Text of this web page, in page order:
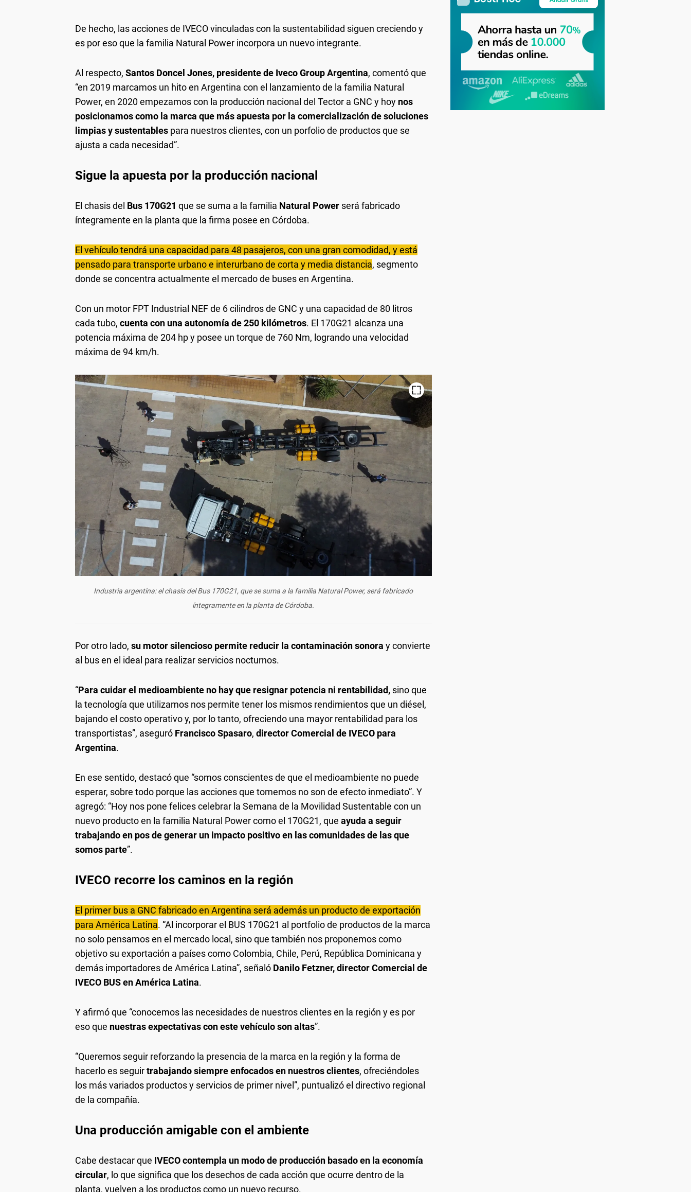
De hecho, las acciones de IVECO vinculadas con la sustentabilidad siguen creciendo y
es por eso que la familia Natural Power incorpora un nuevo integrante.
Al respecto, Santos Doncel Jones, presidente de Iveco Group Argentina, comentó que
“en 2019 marcamos un hito en Argentina con el lanzamiento de la familia Natural
Power, en 2020 empezamos con la producción nacional del Tector a GNC y hoy nos
posicionamos como la marca que más apuesta por la comercialización de soluciones
limpias y sustentables para nuestros clientes, con un porfolio de productos que se
ajusta a cada necesidad”.
Sigue la apuesta por la producción nacional
El chasis del Bus 170G21 que se suma a la familia Natural Power será fabricado
íntegramente en la planta que la firma posee en Córdoba.
El vehículo tendrá una capacidad para 48 pasajeros, con una gran comodidad, y está
pensado para transporte urbano e interurbano de corta y media distancia, segmento
donde se concentra actualmente el mercado de buses en Argentina.
Con un motor FPT Industrial NEF de 6 cilindros de GNC y una capacidad de 80 litros
cada tubo, cuenta con una autonomía de 250 kilómetros. El 170G21 alcanza una
potencia máxima de 204 hp y posee un torque de 760 Nm, logrando una velocidad
máxima de 94 km/h.
Industria argentina: el chasis del Bus 170G21, que se suma a la familia Natural Power, será fabricado
íntegramente en la planta de Córdoba.
Por otro lado, su motor silencioso permite reducir la contaminación sonora y convierte
al bus en el ideal para realizar servicios nocturnos.
“Para cuidar el medioambiente no hay que resignar potencia ni rentabilidad, sino que
la tecnología que utilizamos nos permite tener los mismos rendimientos que un diésel,
bajando el costo operativo y, por lo tanto, ofreciendo una mayor rentabilidad para los
transportistas”, aseguró Francisco Spasaro, director Comercial de IVECO para
Argentina.
En ese sentido, destacó que “somos conscientes de que el medioambiente no puede
esperar, sobre todo porque las acciones que tomemos no son de efecto inmediato”. Y
agregó: “Hoy nos pone felices celebrar la Semana de la Movilidad Sustentable con un
nuevo producto en la familia Natural Power como el 170G21, que ayuda a seguir
trabajando en pos de generar un impacto positivo en las comunidades de las que
somos parte”.
IVECO recorre los caminos en la región
El primer bus a GNC fabricado en Argentina será además un producto de exportación
para América Latina. “Al incorporar el BUS 170G21 al portfolio de productos de la marca
no solo pensamos en el mercado local, sino que también nos proponemos como
objetivo su exportación a países como Colombia, Chile, Perú, República Dominicana y
demás importadores de América Latina”, señaló Danilo Fetzner, director Comercial de
IVECO BUS en América Latina.
Y afirmó que “conocemos las necesidades de nuestros clientes en la región y es por
eso que nuestras expectativas con este vehículo son altas”.
“Queremos seguir reforzando la presencia de la marca en la región y la forma de
hacerlo es seguirtrabajando siempre enfocados en nuestros clientes, ofreciéndoles
los más variados productos y servicios de primer nivel”, puntualizó el directivo regional
de la compañía.
Una producción amigable con el ambiente
Cabe destacar que IVECO contempla un modo de producción basado en la economía
circular, lo que significa que los desechos de cada acción que ocurre dentro de la
planta, vuelven a los productos como un nuevo recurso.